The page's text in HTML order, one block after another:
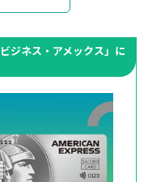
ジネス・アメックス」に